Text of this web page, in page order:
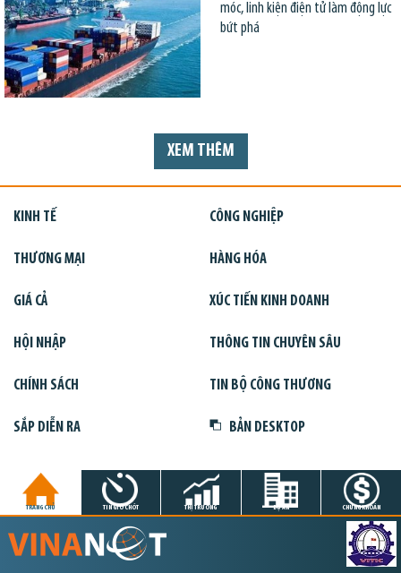
móc, linh kiện điện tử làm động lực
bứt phá
XEM THÊM
KINH TẾ CÔNG NGHIỆP
THƯƠNG MẠI HÀNG HÓA
GIÁ CẢ XÚC TIẾN KINH DOANH
HỘI NHẬP THÔNG TIN CHUYÊN SÂU
CHÍNH SÁCH TIN BỘ CÔNG THƯƠNG
SẮP DIỄN RA BẢN DESKTOP
TRANG CHỦ TIN GIỜ CHÓT THỊ TRƯỜNG DỰ ÁN CHỨNG KHOÁN